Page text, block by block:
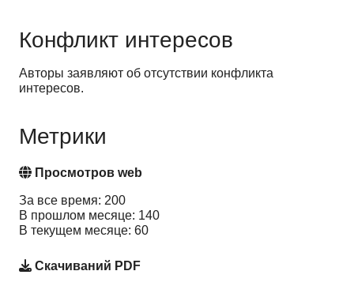
Конфликт интересов
Авторы заявляют об отсутствии конфликта
интересов.
Метрики
Просмотров web
За все время: 200
В прошлом месяце: 140
В текущем месяце: 60
Скачиваний PDF